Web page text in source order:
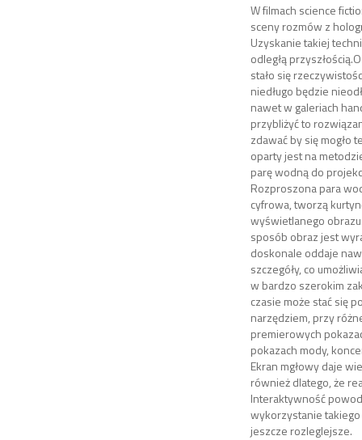
W filmach science
sceny rozmów z
Uzyskanie takiej
odległą
stało się
niedługo będzie
nawet w galeriach
przybliżyć to
zdawać by się mogło
oparty jest na
parę wodną do
Rozproszona para
cyfrowa, tworzą
wyświetlanego
sposób obraz jest
doskonale oddaje
szczegóły, co
w bardzo szerokim
czasie może stać się
narzędziem, przy
premierowych
pokazach mody,
Ekran mgłowy daje
również dlatego, że
Interaktywność
wykorzystanie
jeszcze rozleglejsze.